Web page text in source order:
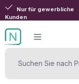
Zum Hauptinhalt springen
Nur für gewerbliche
Kunden